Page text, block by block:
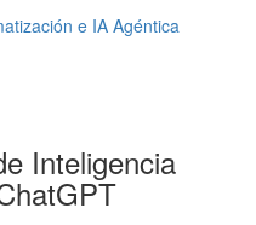
e IA Agéntica
Inteligencia